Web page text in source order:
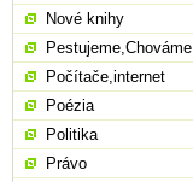
Nové knihy
Pestujeme,Chováme
Počítače,internet
Poézia
Politika
Právo